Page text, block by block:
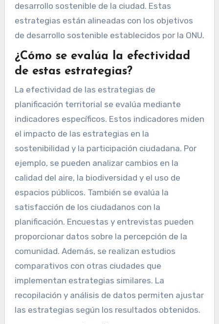
desarrollo sostenible de la ciudad. Estas
estrategias están alineadas con los objetivos
de desarrollo sostenible establecidos por la ONU.
¿Cómo se evalúa la efectividad
de estas estrategias?
La efectividad de las estrategias de
planificación territorial se evalúa mediante
indicadores específicos. Estos indicadores miden
el impacto de las estrategias en la
sostenibilidad y la participación ciudadana. Por
ejemplo, se pueden analizar cambios en la
calidad del aire, la biodiversidad y el uso de
espacios públicos. También se evalúa la
satisfacción de los ciudadanos con la
planificación. Encuestas y entrevistas pueden
proporcionar datos sobre la percepción de la
comunidad. Además, se realizan estudios
comparativos con otras ciudades que
implementan estrategias similares. La
recopilación y análisis de datos permiten ajustar
las estrategias según los resultados obtenidos.